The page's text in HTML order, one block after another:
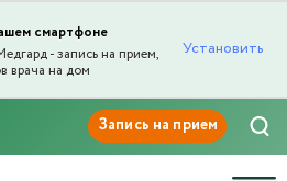
смартфоне
- запись на прием,
врача на дом
Установить